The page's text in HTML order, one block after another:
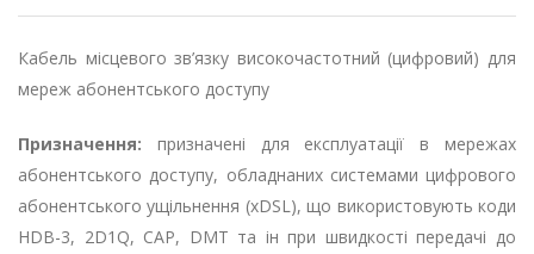
Кабель місцевого зв’язку високочастотний (цифровий) для
мереж абонентського доступу
Призначення: призначені для експлуатації в мережах
абонентського доступу, обладнаних системами цифрового
абонентського ущільнення (xDSL), що використовують коди
HDB-3, 2D1Q, CAP, DMT та ін при швидкості передачі до